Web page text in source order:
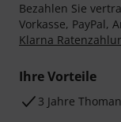
Bezahlen Sie
Vorkasse, PayPal,
Klarna
Ihre Vorteile
3 Jahre